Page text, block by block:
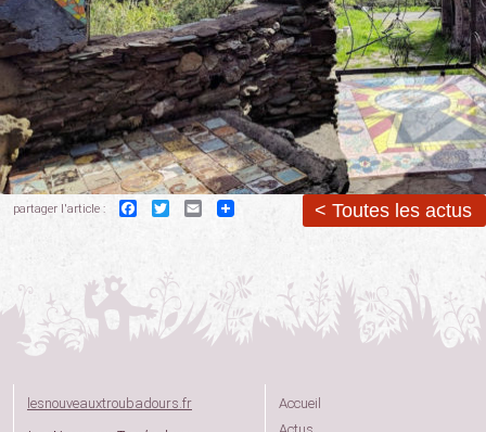
partager l'article : Facebook
TwitterEmail < Toutes les actus
lesnouveauxtroubadours.fr
Accueil